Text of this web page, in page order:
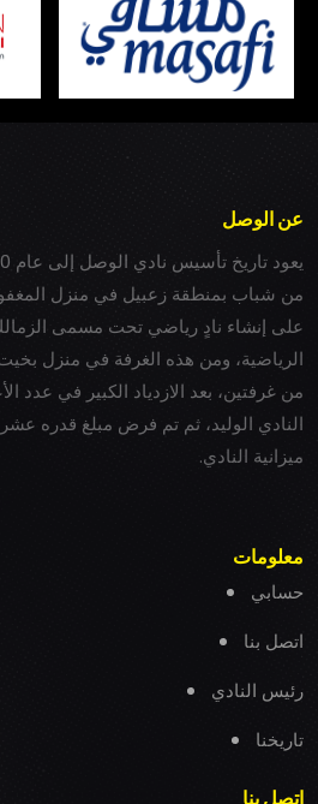
عن الوصل
من شباب بمنطقة زعبيل في منزل
على إنشاء نادٍ رياضي تحت مسمى
الرياضية، ومن هذه الغرفة في منزل
من غرفتين، بعد الازدياد الكبير في عدد
النادي الوليد، ثم تم فرض مبلغ قدره
ميزانية النادي.
معلومات
حسابي
اتصل بنا
رئيس النادي
تاريخنا